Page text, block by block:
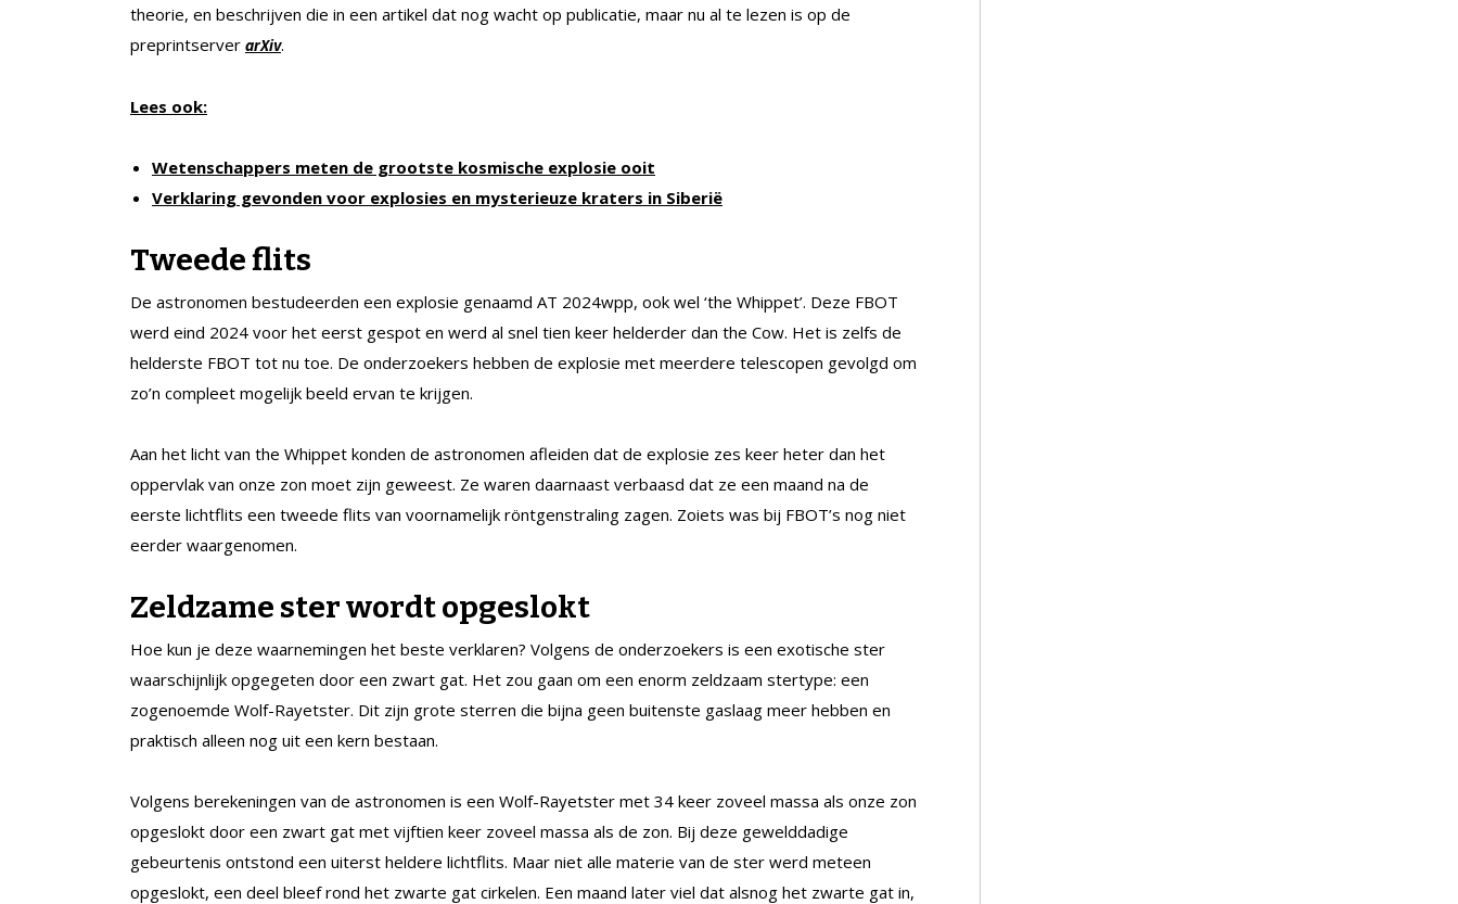
theorie, en beschrijven die in een artikel dat nog wacht op publicatie, maar nu al te lezen is op de
preprintserver arXiv.
Lees ook:
Wetenschappers meten de grootste kosmische explosie ooit
Verklaring gevonden voor explosies en mysterieuze kraters in Siberië
Tweede flits
De astronomen bestudeerden een explosie genaamd AT 2024wpp, ook wel ‘the Whippet’. Deze FBOT
werd eind 2024 voor het eerst gespot en werd al snel tien keer helderder dan the Cow. Het is zelfs de
helderste FBOT tot nu toe. De onderzoekers hebben de explosie met meerdere telescopen gevolgd om
zo’n compleet mogelijk beeld ervan te krijgen.
Aan het licht van the Whippet konden de astronomen afleiden dat de explosie zes keer heter dan het
oppervlak van onze zon moet zijn geweest. Ze waren daarnaast verbaasd dat ze een maand na de
eerste lichtflits een tweede flits van voornamelijk röntgenstraling zagen. Zoiets was bij FBOT’s nog niet
eerder waargenomen.
Zeldzame ster wordt opgeslokt
Hoe kun je deze waarnemingen het beste verklaren? Volgens de onderzoekers is een exotische ster
waarschijnlijk opgegeten door een zwart gat. Het zou gaan om een enorm zeldzaam stertype: een
zogenoemde Wolf-Rayetster. Dit zijn grote sterren die bijna geen buitenste gaslaag meer hebben en
praktisch alleen nog uit een kern bestaan.
Volgens berekeningen van de astronomen is een Wolf-Rayetster met 34 keer zoveel massa als onze zon
opgeslokt door een zwart gat met vijftien keer zoveel massa als de zon. Bij deze gewelddadige
gebeurtenis ontstond een uiterst heldere lichtflits. Maar niet alle materie van de ster werd meteen
opgeslokt, een deel bleef rond het zwarte gat cirkelen. Een maand later viel dat alsnog het zwarte gat in,